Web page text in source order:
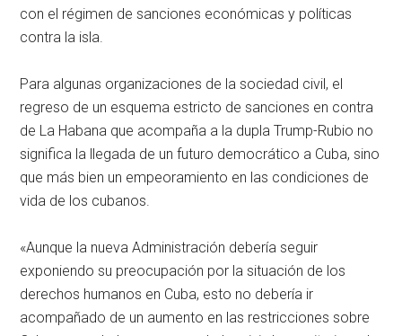
con el régimen de sanciones económicas y políticas
contra la isla.
Para algunas organizaciones de la sociedad civil, el
regreso de un esquema estricto de sanciones en contra
de La Habana que acompaña a la dupla Trump-Rubio no
significa la llegada de un futuro democrático a Cuba, sino
que más bien un empeoramiento en las condiciones de
vida de los cubanos.
«Aunque la nueva Administración debería seguir
exponiendo su preocupación por la situación de los
derechos humanos en Cuba, esto no debería ir
acompañado de un aumento en las restricciones sobre